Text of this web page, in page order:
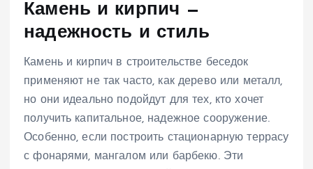
Камень и кирпич —
надежность и стиль
Камень и кирпич в строительстве беседок
применяют не так часто, как дерево или металл,
но они идеально подойдут для тех, кто хочет
получить капитальное, надежное сооружение.
Особенно, если построить стационарную террасу
с фонарями, мангалом или барбекю. Эти